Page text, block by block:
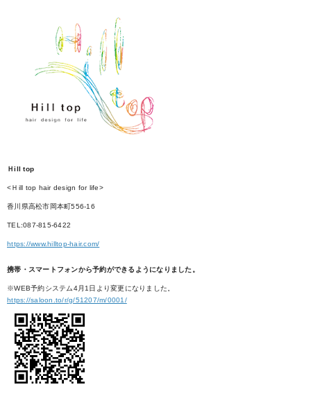
Ｈill top
<Ｈill top hair design for life>
香川県高松市岡本町556-16
TEL:087-815-6422
https://www.hilltop-hair.com/
携帯・スマートフォンから予約ができるようになりました。
※WEB予約システム4月1日より変更になりました。
https://saloon.to/r/g/51207/m/0001/